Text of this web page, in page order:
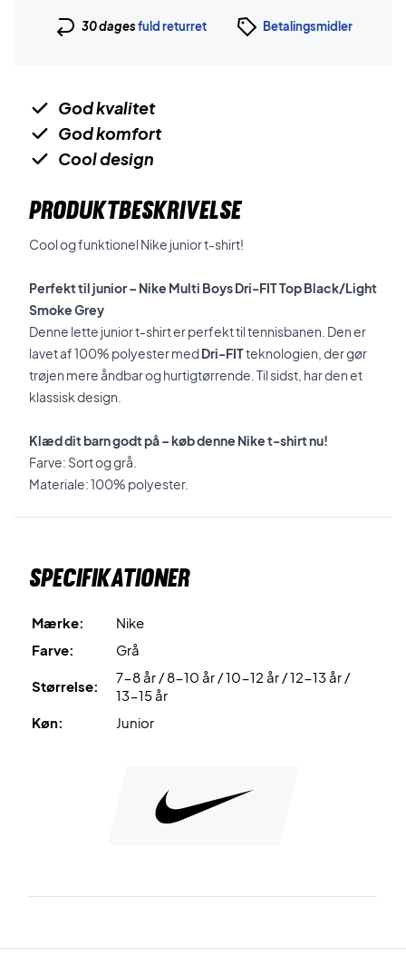
30 dagesfuld returret Betalingsmidler
God kvalitet
God komfort
Cool design
PRODUKTBESKRIVELSE
Cool og funktionel Nike junior t-shirt!
Perfekt til junior – Nike Multi Boys Dri-FIT Top Black/Light
Smoke Grey
Denne lette junior t-shirt er perfekt til tennisbanen. Den er
lavet af 100% polyester medDri-FITteknologien, der gør
trøjen mere åndbar og hurtigtørrende. Til sidst, har den et
klassisk design.
Klæd dit barn godt på – køb denne Nike t-shirt nu!
Farve: Sort og grå.
Materiale: 100% polyester.
Specifikationer
Mærke:
Nike
Farve:
Grå
Størrelse:
7-8 år / 8-10 år / 10-12 år / 12-13 år /
13-15 år
Køn:
Junior